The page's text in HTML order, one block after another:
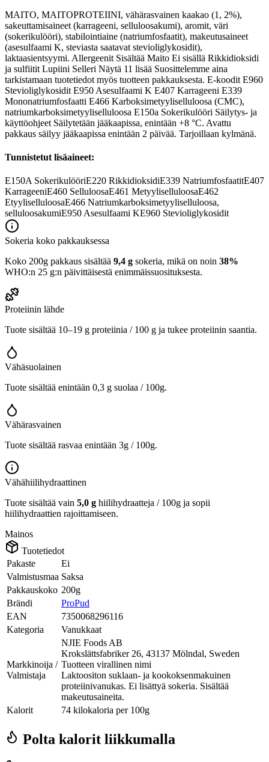
MAITO, MAITOPROTEIINI, vähärasvainen kaakao (1, 2%),
sakeuttamisaineet (karrageeni, selluloosakumi), aromit, väri
(sokerikulööri), stabilointiaine (natriumfosfaatit), makeutusaineet
(asesulfaami K, steviasta saatavat stevioliglykosidit),
laktaasientsyymi. Allergeenit Sisältää Maito Ei sisällä Rikkidioksidi
ja sulfiitit Lupiini Selleri Näytä 11 lisää Suosittelemme aina
tarkistamaan tuotetiedot myös tuotteen pakkauksesta. E-koodit E960
Stevioliglykosidit E950 Asesulfaami K E407 Karrageeni E339
Mononatriumfosfaatti E466 Karboksimetyyliselluloosa (CMC),
natriumkarboksimetyyliselluloosa E150a Sokerikulööri Säilytys- ja
käyttöohjeet Säilytetään jääkaapissa, enintään +8 °C. Avattu
pakkaus säilyy jääkaapissa enintään 2 päivää. Tarjoillaan kylmänä.
Tunnistetut lisäaineet:
E150A SokerikulööriE220 RikkidioksidiE339 NatriumfosfaatitE407
KarrageeniE460 SelluloosaE461 MetyyliselluloosaE462
EtyyliselluloosaE466 Natriumkarboksimetyyliselluloosa,
selluloosakumiE950 Asesulfaami KE960 Stevioliglykosidit
Sokeria koko pakkauksessa
Koko 200g pakkaus sisältää 9,4 g sokeria, mikä on noin 38%
WHO:n 25 g:n päivittäisestä enimmäissuosituksesta.
Proteiinin lähde
Tuote sisältää 10–19 g proteiinia / 100 g ja tukee proteiinin saantia.
Vähäsuolainen
Tuote sisältää enintään 0,3 g suolaa / 100g.
Vähärasvainen
Tuote sisältää rasvaa enintään 3g / 100g.
Vähähiilihydraattinen
Tuote sisältää vain 5,0 g hiilihydraatteja / 100g ja sopii
hiilihydraattien rajoittamiseen.
Mainos
Tuotetiedot
Pakaste
Ei
Valmistusmaa Saksa
Pakkauskoko 200g
Brändi
ProPud
EAN
7350068296116
Kategoria
Vanukkaat
Markkinoija /
Valmistaja
NJIE Foods AB
Krokslättsfabriker 26, 43137 Mölndal, Sweden
Tuotteen virallinen nimi
Laktoositon suklaan- ja kookoksenmakuinen
proteiinivanukas. Ei lisättyä sokeria. Sisältää
makeutusaineita.
Kalorit
74 kilokaloria per 100g
Polta kalorit liikkumalla